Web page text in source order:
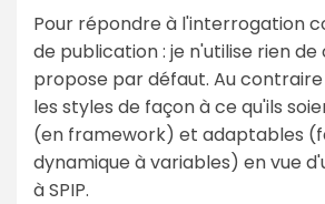
Pour répondre à l'interrogation
de publication : je n'utilise rien de
propose par défaut. Au
les styles de façon à ce qu'ils
(en framework) et adaptables
dynamique à variables) en vue
à SPIP.